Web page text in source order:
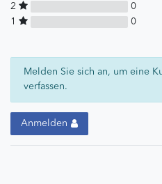
2
0
1
0
Melden Sie sich an, um eine
verfassen.
Anmelden